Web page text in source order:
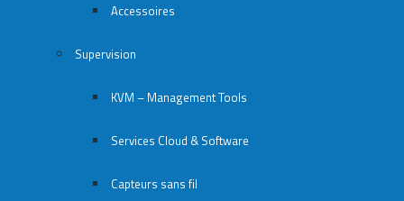
Accessoires
Supervision
KVM – Management Tools
Services Cloud & Software
Capteurs sans fil